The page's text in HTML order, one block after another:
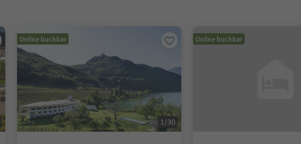
Online buchbar
1/30
Online buchbar